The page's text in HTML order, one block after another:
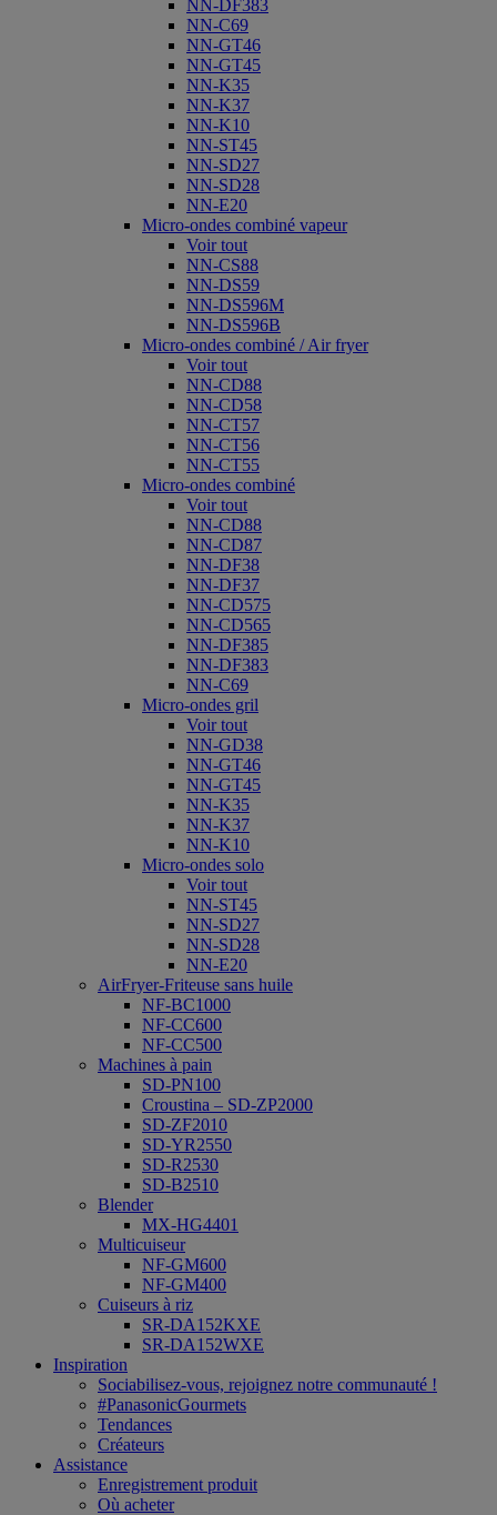
NN-DF383
NN-C69
NN-GT46
NN-GT45
NN-K35
NN-K37
NN-K10
NN-ST45
NN-SD27
NN-SD28
NN-E20
Micro-ondes combiné vapeur
Voir tout
NN-CS88
NN-DS59
NN-DS596M
NN-DS596B
Micro-ondes combiné / Air fryer
Voir tout
NN-CD88
NN-CD58
NN-CT57
NN-CT56
NN-CT55
Micro-ondes combiné
Voir tout
NN-CD88
NN-CD87
NN-DF38
NN-DF37
NN-CD575
NN-CD565
NN-DF385
NN-DF383
NN-C69
Micro-ondes gril
Voir tout
NN-GD38
NN-GT46
NN-GT45
NN-K35
NN-K37
NN-K10
Micro-ondes solo
Voir tout
NN-ST45
NN-SD27
NN-SD28
NN-E20
AirFryer-Friteuse sans huile
NF-BC1000
NF-CC600
NF-CC500
Machines à pain
SD-PN100
Croustina – SD-ZP2000
SD-ZF2010
SD-YR2550
SD-R2530
SD-B2510
Blender
MX-HG4401
Multicuiseur
NF-GM600
NF-GM400
Cuiseurs à riz
SR-DA152KXE
SR-DA152WXE
Inspiration
Sociabilisez-vous, rejoignez notre communauté !
#PanasonicGourmets
Tendances
Créateurs
Assistance
Enregistrement produit
Où acheter